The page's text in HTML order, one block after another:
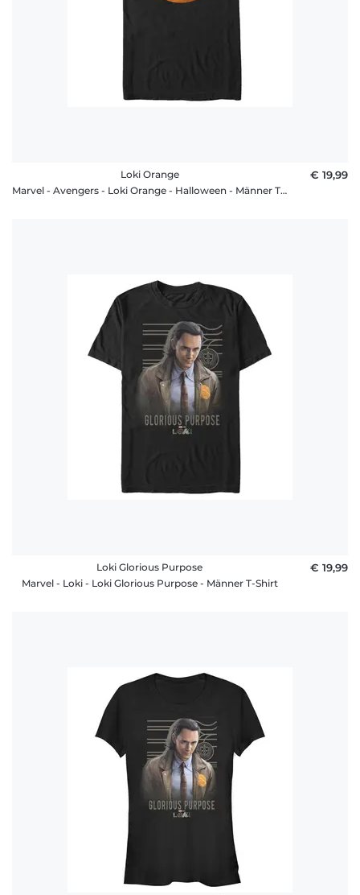
Loki Orange
Marvel - Avengers - Loki Orange - Halloween - Männer T-Shirt
€ 19,99
Loki Glorious Purpose
Marvel - Loki - Loki Glorious Purpose - Männer T-Shirt
€ 19,99